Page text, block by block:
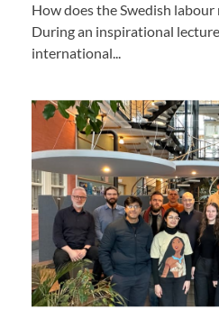
How does the Swedish
During an inspirational
international...